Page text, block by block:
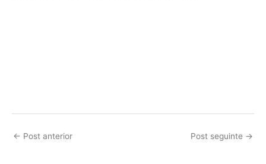
← Post anterior Post seguinte →